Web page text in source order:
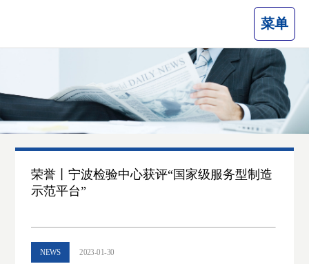
菜单
荣誉丨宁波检验中心获评“国家级服务型制造
示范平台”
NEWS 2023-01-30